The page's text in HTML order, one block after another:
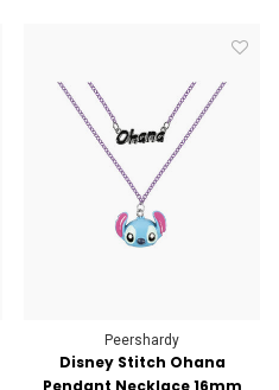
Peershardy
Disney Stitch Ohana